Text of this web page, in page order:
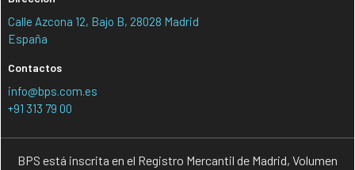
Calle Azcona 12, Bajo B, 28028 Madrid
España
Contactos
info@bps.com.es
+91 313 79 00
BPS está inscrita en el Registro Mercantil de Madrid, Volumen